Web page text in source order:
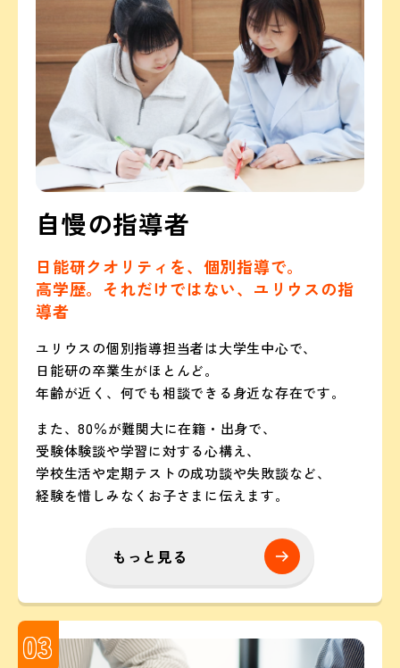
自慢の指導者
日能研クオリティを、個別指導で。
高学歴。それだけではない、ユリウスの指
導者
ユリウスの個別指導担当者は大学生中心で、
日能研の卒業生がほとんど。
年齢が近く、何でも相談できる身近な存在です。
また、80％が難関大に在籍・出身で、
受験体験談や学習に対する心構え、
学校生活や定期テストの成功談や失敗談など、
経験を惜しみなくお子さまに伝えます。
もっと見る
03